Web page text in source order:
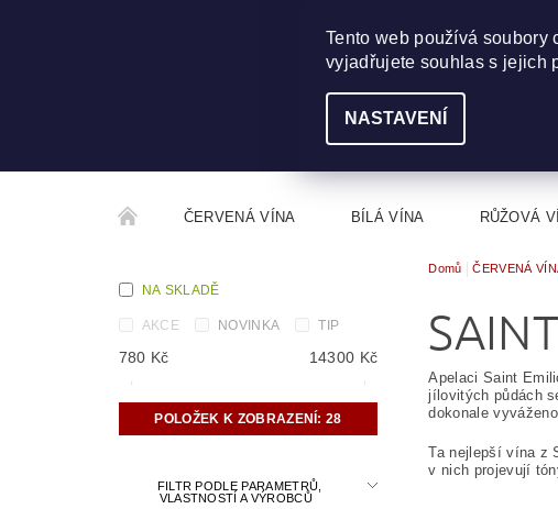
ČERVENÁ VÍNA BÍLÁ VÍNA RŮŽOVÁ
ROZCESTNÍK VÍN
NA SKLADĚ
AKCE NOVINKA TIP
780 Kč 14300 Kč
POLOŽEK K ZOBRAZENÍ:28
FILTR PODLE PARAMETRŮ,
VLASTNOSTÍ A VÝROBCŮ
Domů ČERVENÁ
Apelaci Saint
jílovitých půdách
dokonale
Ta nejlepší vína z
v nich projevují
Tento web používá soubory
vyjadřujete souhlas s jejich
NASTAVENÍ